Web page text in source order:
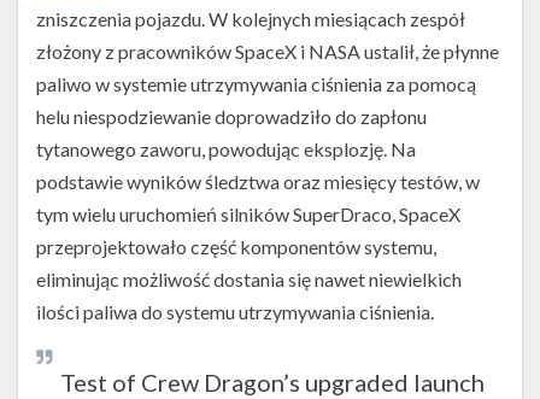
kapsuły
Dragon
przeprowadzony
w
styczniu
2016
roku
(Źródło:
SpaceX)
zniszczenia pojazdu. W kolejnych miesiącach zespół
złożony z pracowników SpaceX i NASA ustalił, że płynne
paliwo w systemie utrzymywania ciśnienia za pomocą
helu niespodziewanie doprowadziło do zapłonu
tytanowego zaworu, powodując eksplozję. Na
podstawie wyników śledztwa oraz miesięcy testów, w
tym wielu uruchomień silników SuperDraco, SpaceX
przeprojektowało część komponentów systemu,
eliminując możliwość dostania się nawet niewielkich
ilości paliwa do systemu utrzymywania ciśnienia.
Test of Crew Dragon’s upgraded launch